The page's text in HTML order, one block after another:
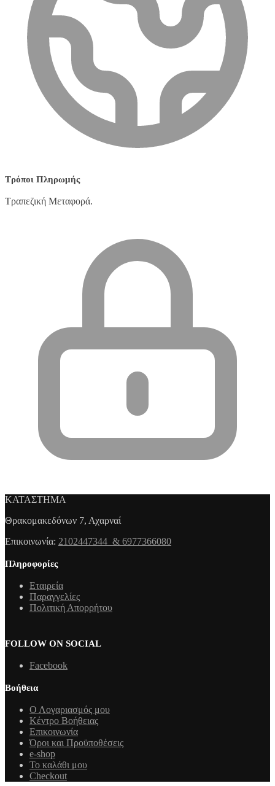
Τρόποι Πληρωμής
Τραπεζική Μεταφορά.
ΚΑΤΑΣΤΗΜΑ
Θρακομακεδόνων 7, Αχαρναί
Επικοινωνία: 2102447344 & 6977366080
Πληροφορίες
Εταιρεία
Παραγγελίες
Πολιτική Απορρήτου
FOLLOW ON SOCIAL
Facebook
Βοήθεια
Ο Λογαριασμός μου
Κέντρο Βοήθειας
Επικοινωνία
Όροι και Προϋποθέσεις
e-shop
Το καλάθι μου
Checkout